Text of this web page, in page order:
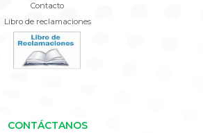
Contacto
Libro de reclamaciones
CONTÁCTANOS